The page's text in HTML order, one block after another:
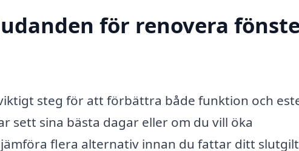
för renovera
steg för att förbättra både funktion och
sett sina bästa dagar eller om du vill öka
flera alternativ innan du fattar ditt